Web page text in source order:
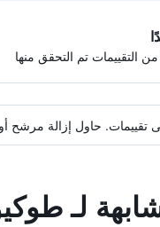
تقييمات. حاول إزالة
لـ